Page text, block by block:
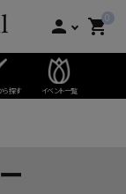
person 0
shopping_cart
ら探す イベント一覧